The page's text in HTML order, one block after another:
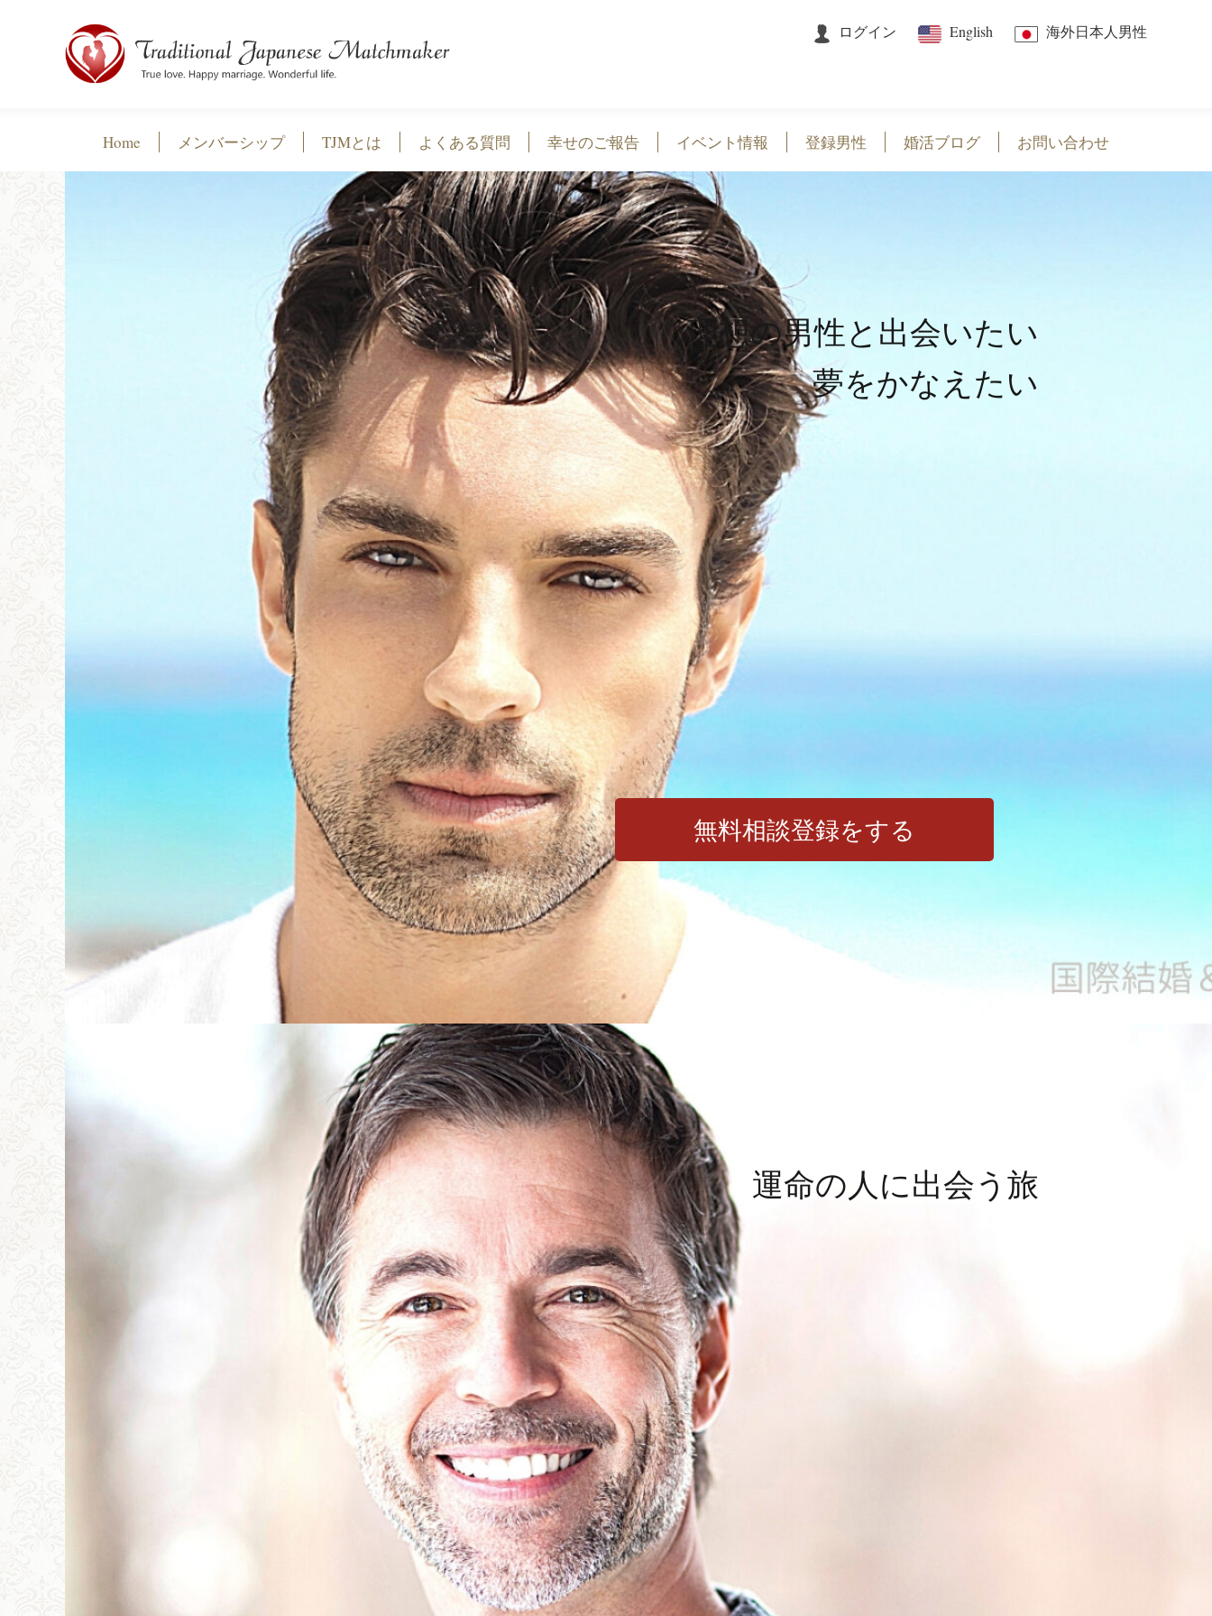
海外日本人男性
English
ログイン
Home メンバーシップ TJMとは よくある質問 幸せのご報告 イベント情報 登録男性 婚活ブログ お問い合わせ
理想の男性と出会いたい
夢をかなえたい
無料相談登録をする
運命の人に出会う旅